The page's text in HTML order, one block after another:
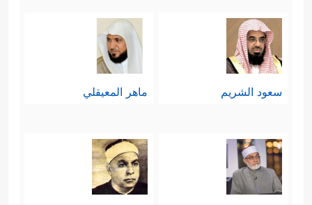
سعود الشريم ماهر المعيقلي